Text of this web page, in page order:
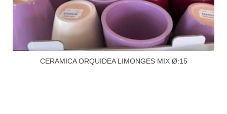
CERAMICA ORQUIDEA LIMONGES MIX Ø:15